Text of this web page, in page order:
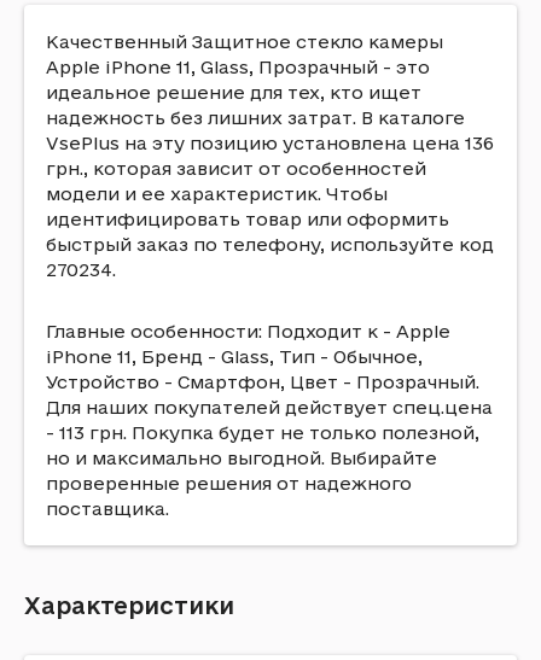
Качественный Защитное стекло камеры
Apple iPhone 11, Glass, Прозрачный - это
идеальное решение для тех, кто ищет
надежность без лишних затрат. В каталоге
VsePlus на эту позицию установлена цена 136
грн., которая зависит от особенностей
модели и ее характеристик. Чтобы
идентифицировать товар или оформить
быстрый заказ по телефону, используйте код
270234.
Главные особенности: Подходит к - Apple
iPhone 11, Бренд - Glass, Тип - Обычное,
Устройство - Смартфон, Цвет - Прозрачный.
Для наших покупателей действует спец.цена
- 113 грн. Покупка будет не только полезной,
но и максимально выгодной. Выбирайте
проверенные решения от надежного
поставщика.
Характеристики